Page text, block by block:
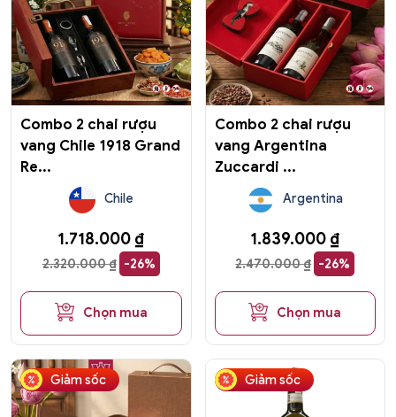
Combo 2 chai rượu
vang Chile 1918 Grand
Re...
Chile
2.320.000₫ -26%
1.718.000 ₫
Chọn mua
Combo 2 chai rượu
vang Argentina
Zuccardi ...
Argentina
2.470.000₫ -26%
1.839.000 ₫
Chọn mua
Giảm sốc Giảm sốc